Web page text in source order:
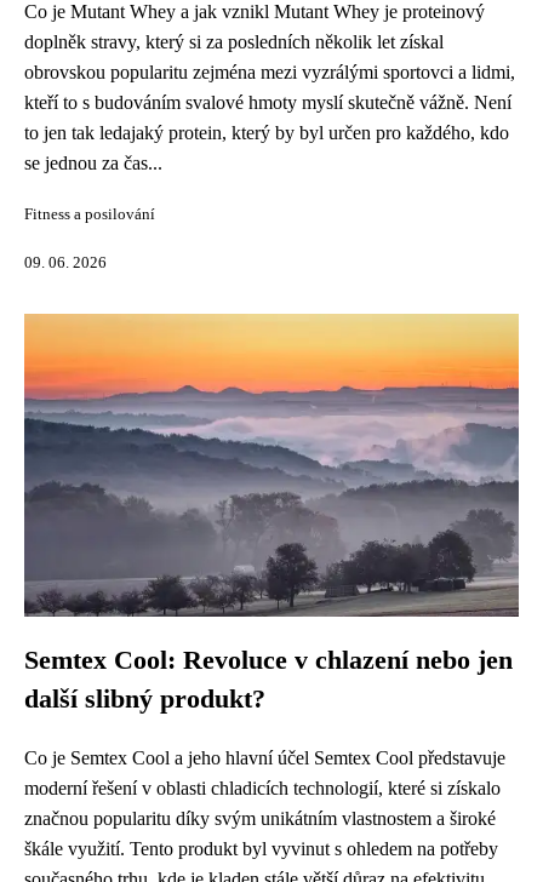
Co je Mutant Whey a jak vznikl Mutant Whey je proteinový
doplněk stravy, který si za posledních několik let získal
obrovskou popularitu zejména mezi vyzrálými sportovci a lidmi,
kteří to s budováním svalové hmoty myslí skutečně vážně. Není
to jen tak ledajaký protein, který by byl určen pro každého, kdo
se jednou za čas...
Fitness a posilování
09. 06. 2026
Semtex Cool: Revoluce v chlazení nebo jen
další slibný produkt?
Co je Semtex Cool a jeho hlavní účel Semtex Cool představuje
moderní řešení v oblasti chladicích technologií, které si získalo
značnou popularitu díky svým unikátním vlastnostem a široké
škále využití. Tento produkt byl vyvinut s ohledem na potřeby